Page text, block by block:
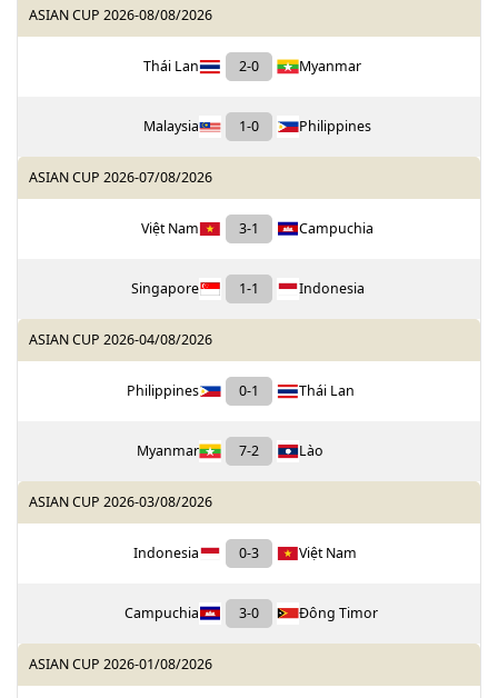
ASIAN CUP 2026-08/08/2026
Thái Lan 2-0 Myanmar
Malaysia 1-0 Philippines
ASIAN CUP 2026-07/08/2026
Việt Nam 3-1 Campuchia
Singapore 1-1 Indonesia
ASIAN CUP 2026-04/08/2026
Philippines 0-1 Thái Lan
Myanmar 7-2 Lào
ASIAN CUP 2026-03/08/2026
Indonesia 0-3 Việt Nam
Campuchia 3-0 Đông Timor
ASIAN CUP 2026-01/08/2026